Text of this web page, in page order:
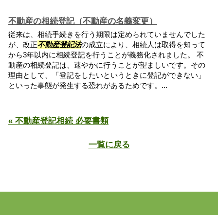
不動産の相続登記（不動産の名義変更）
従来は、相続手続きを行う期限は定められていませんでした
が、改正不動産登記法の成立により、相続人は取得を知って
から3年以内に相続登記を行うことが義務化されました。 不
動産の相続登記は、速やかに行うことが望ましいです。その
理由として、「登記をしたいというときに登記ができない」
といった事態が発生する恐れがあるためです。...
« 不動産登記相続 必要書類
一覧に戻る